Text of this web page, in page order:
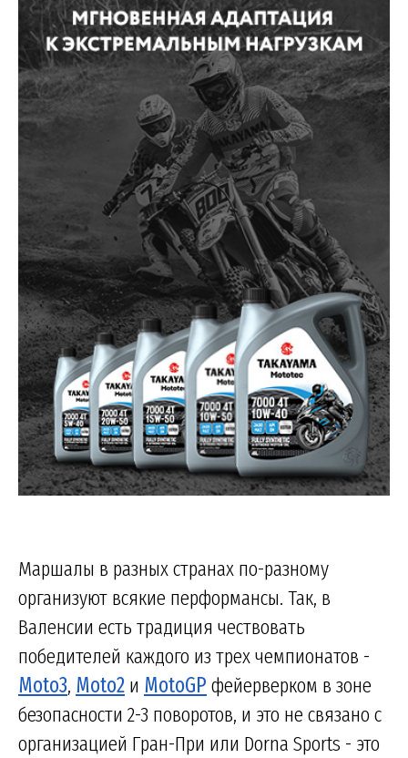
Маршалы в разных странах по-разному
организуют всякие перформансы. Так, в
Валенсии есть традиция чествовать
победителей каждого из трех чемпионатов -
Moto3, Moto2 и MotoGP фейерверком в зоне
безопасности 2-3 поворотов, и это не связано с
организацией Гран-При или Dorna Sports - это